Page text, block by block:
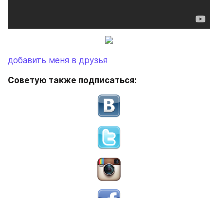
добавить меня в друзья
Советую также подписаться: